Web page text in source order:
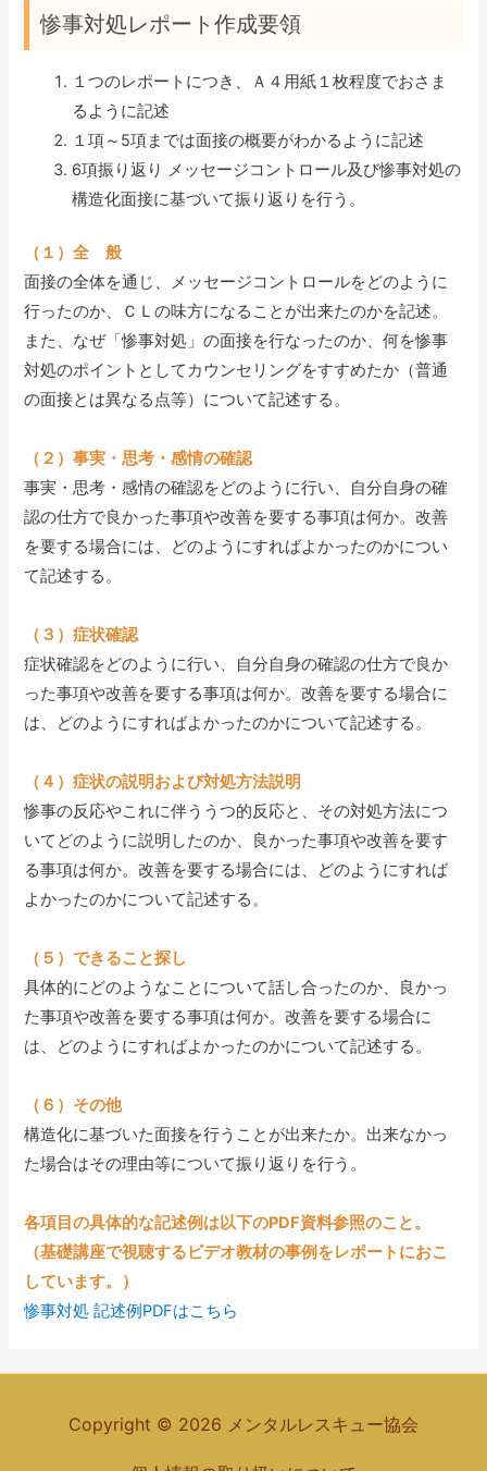
惨事対処レポート作成要領
１つのレポートにつき、Ａ４用紙１枚程度でおさま
るように記述
１項～5項までは面接の概要がわかるように記述
6項振り返り メッセージコントロール及び惨事対処の
構造化面接に基づいて振り返りを行う。
（１）全 般
面接の全体を通じ、メッセージコントロールをどのように
行ったのか、ＣＬの味方になることが出来たのかを記述。
また、なぜ「惨事対処」の面接を行なったのか、何を惨事
対処のポイントとしてカウンセリングをすすめたか（普通
の面接とは異なる点等）について記述する。
（２）事実・思考・感情の確認
事実・思考・感情の確認をどのように行い、自分自身の確
認の仕方で良かった事項や改善を要する事項は何か。改善
を要する場合には、どのようにすればよかったのかについ
て記述する。
（３）症状確認
症状確認をどのように行い、自分自身の確認の仕方で良か
った事項や改善を要する事項は何か。改善を要する場合に
は、どのようにすればよかったのかについて記述する。
（４）症状の説明および対処方法説明
惨事の反応やこれに伴ううつ的反応と、その対処方法につ
いてどのように説明したのか、良かった事項や改善を要す
る事項は何か。改善を要する場合には、どのようにすれば
よかったのかについて記述する。
（５）できること探し
具体的にどのようなことについて話し合ったのか、良かっ
た事項や改善を要する事項は何か。改善を要する場合に
は、どのようにすればよかったのかについて記述する。
（６）その他
構造化に基づいた面接を行うことが出来たか。出来なかっ
た場合はその理由等について振り返りを行う。
各項目の具体的な記述例は以下のPDF資料参照のこと。
（基礎講座で視聴するビデオ教材の事例をレポートにおこ
しています。）
惨事対処 記述例PDFはこちら
Copyright © 2026 メンタルレスキュー協会